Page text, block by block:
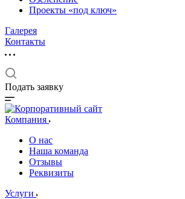
Проекты «под ключ»
Галерея
Контакты
Подать заявку
Компания
О нас
Наша команда
Отзывы
Реквизиты
Услуги